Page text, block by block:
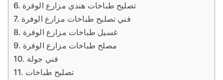
تصليح طباخات هندي مزارع الوفرة
فني تصليح طباخات مزارع الوفرة
غسيل طباخات مزارع الوفرة
مصلح طباخات مزارع الوفرة
فني جولة
تصليح طباخات